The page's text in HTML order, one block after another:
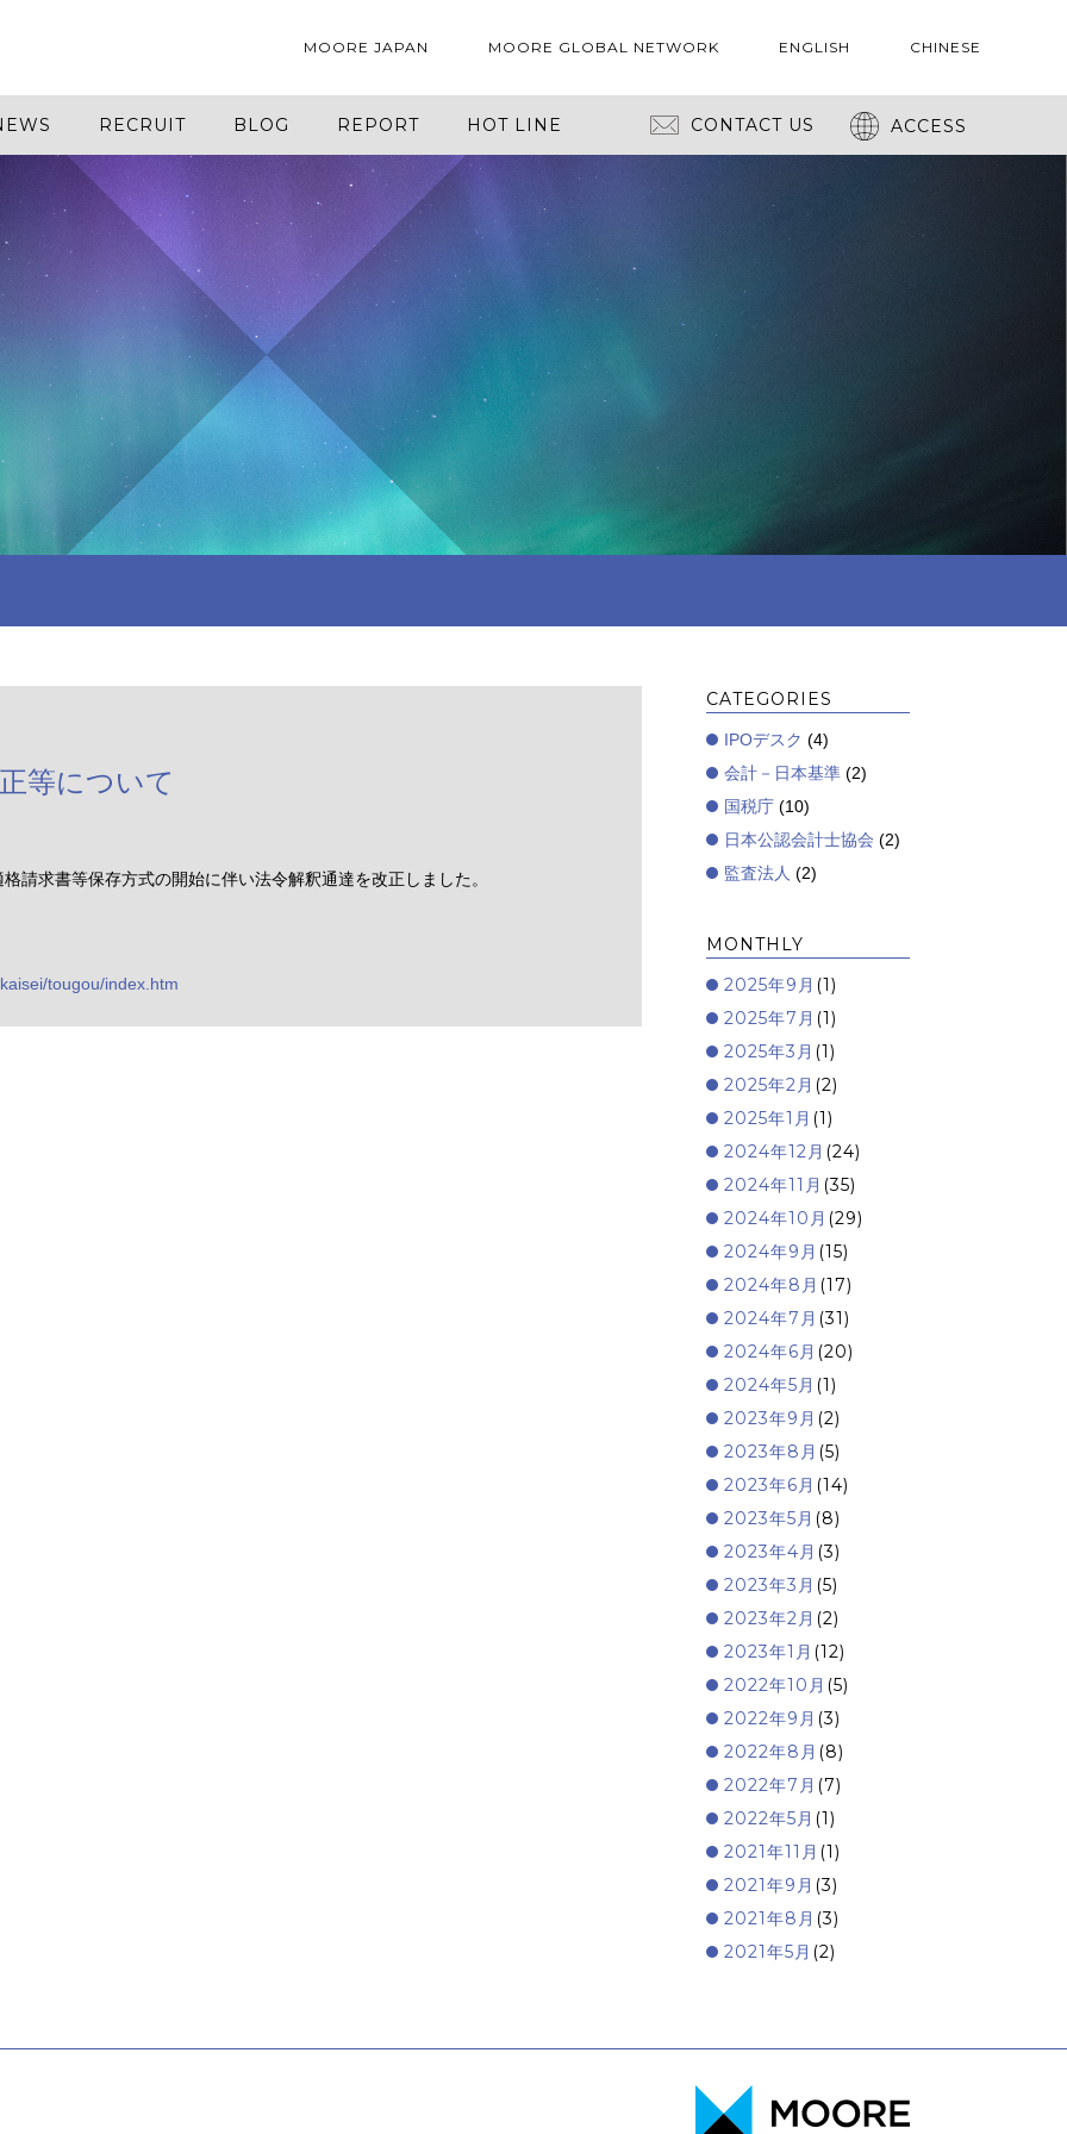
MOORE JAPAN MOORE GLOBAL NETWORK ENGLISH CHINESE
RECRUIT BLOG REPORT HOT LINE CONTACT US ACCESS
等について
請求書等保存方式の開始に伴い法令解釈通達を改正しました。
tougou/index.htm
CATEGORIES
IPOデスク (4)
会計－日本基準 (2)
国税庁 (10)
日本公認会計士協会 (2)
監査法人 (2)
MONTHLY
2025年9月 (1)
2025年7月 (1)
2025年3月 (1)
2025年2月 (2)
2025年1月 (1)
2024年12月 (24)
2024年11月 (35)
2024年10月 (29)
2024年9月 (15)
2024年8月 (17)
2024年7月 (31)
2024年6月 (20)
2024年5月 (1)
2023年9月 (2)
2023年8月 (5)
2023年6月 (14)
2023年5月 (8)
2023年4月 (3)
2023年3月 (5)
2023年2月 (2)
2023年1月 (12)
2022年10月 (5)
2022年9月 (3)
2022年8月 (8)
2022年7月 (7)
2022年5月 (1)
2021年11月 (1)
2021年9月 (3)
2021年8月 (3)
2021年5月 (2)